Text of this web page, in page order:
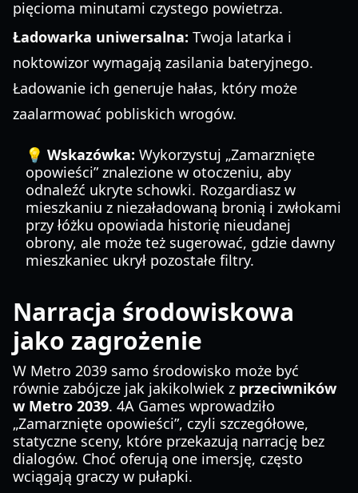
pięcioma minutami czystego powietrza.
Ładowarka uniwersalna: Twoja latarka i
noktowizor wymagają zasilania bateryjnego.
Ładowanie ich generuje hałas, który może
zaalarmować pobliskich wrogów.
💡 Wskazówka: Wykorzystuj „Zamarznięte
opowieści” znalezione w otoczeniu, aby
odnaleźć ukryte schowki. Rozgardiasz w
mieszkaniu z niezaładowaną bronią i zwłokami
przy łóżku opowiada historię nieudanej
obrony, ale może też sugerować, gdzie dawny
mieszkaniec ukrył pozostałe filtry.
Narracja środowiskowa
jako zagrożenie
W Metro 2039 samo środowisko może być
równie zabójcze jak jakikolwiek z przeciwników
w Metro 2039. 4A Games wprowadziło
„Zamarznięte opowieści”, czyli szczegółowe,
statyczne sceny, które przekazują narrację bez
dialogów. Choć oferują one imersję, często
wciągają graczy w pułapki.